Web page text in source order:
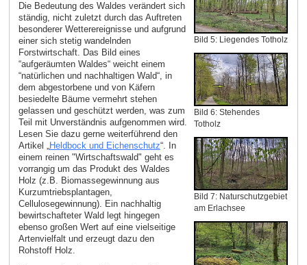
Bild 5: Liegendes Totholz
Bild 6: Stehendes
Totholz
Bild 7: Naturschutzgebiet
am Erlachsee
Die Bedeutung des Waldes verändert sich
ständig, nicht zuletzt durch das Auftreten
besonderer Wetterereignisse und aufgrund
einer sich stetig wandelnden
Forstwirtschaft. Das Bild eines
“aufgeräumten Waldes“ weicht einem
“natürlichen und nachhaltigen Wald“, in
dem abgestorbene und von Käfern
besiedelte Bäume vermehrt stehen
gelassen und geschützt werden, was zum
Teil mit Unverständnis aufgenommen wird.
Lesen Sie dazu gerne weiterführend den
Artikel „Heldbock und Eichenschutz“. In
einem reinen "Wirtschaftswald" geht es
vorrangig um das Produkt des Waldes
Holz (z.B. Biomassegewinnung aus
Kurzumtriebsplantagen,
Cellulosegewinnung). Ein nachhaltig
bewirtschafteter Wald legt hingegen
ebenso großen Wert auf eine vielseitige
Artenvielfalt und erzeugt dazu den
Rohstoff Holz.